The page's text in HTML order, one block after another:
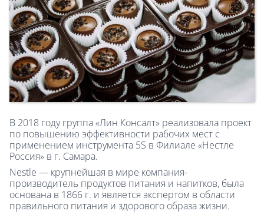
В 2018 году группа «Лин Консалт» реализовала проект
по повышению эффективности рабочих мест с
применением инструмента 5S в Филиале «Нестле
Россия» в г. Самара.
Nestle — крупнейшая в мире компания-
производитель продуктов питания и напитков, была
основана в 1866 г. и является экспертом в области
правильного питания и здорового образа жизни.